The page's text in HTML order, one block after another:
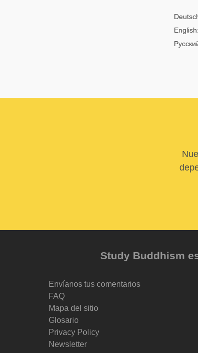
English:
Study Buddhism
Envíanos tus comentarios
FAQ
Mapa del sitio
Glosario
Privacy Policy
Newsletter